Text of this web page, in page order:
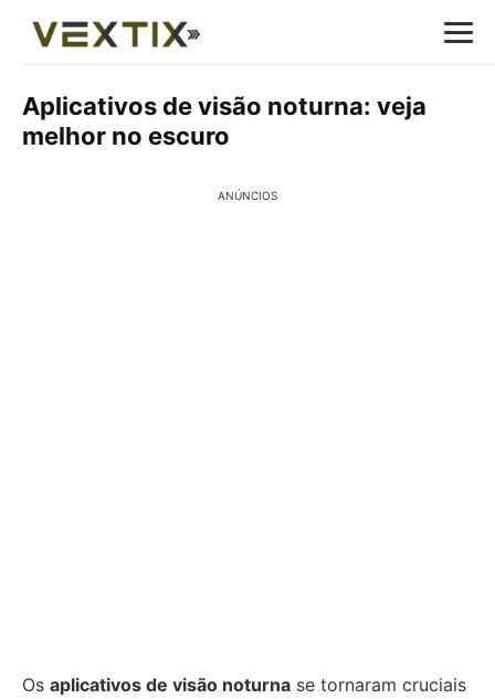
Aplicativos de visão noturna: veja
melhor no escuro
ANÚNCIOS
Os aplicativos de visão noturna se tornaram cruciais